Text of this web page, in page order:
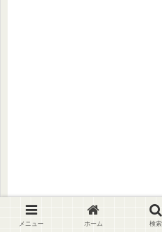
auガラホ「KYF37
メニュー ホーム 検索